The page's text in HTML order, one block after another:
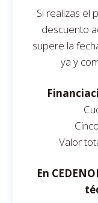
Si realizas el
descuento
supere la
ya y
Valor
En